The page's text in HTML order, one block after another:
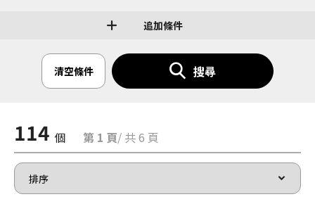
追加條件
清空條件 搜尋
114 個 第 1 頁/ 共 6 頁